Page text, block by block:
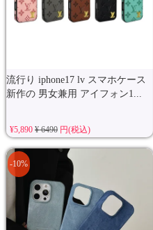
流行り iphone17 lv スマホケース
新作の 男女兼用 アイフォン1...
¥5,890 ¥ 6490円(税込)
-10%